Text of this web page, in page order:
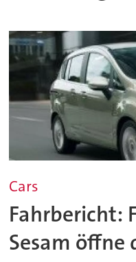
Cars
Fahrbericht:
Sesam öffne